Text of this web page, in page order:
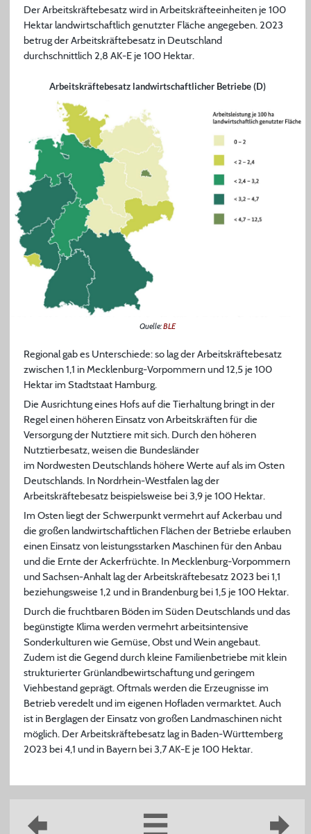
Der Arbeitskräftebesatz wird in Arbeitskräfteeinheiten je 100
Hektar landwirtschaftlich genutzter Fläche angegeben. 2023
betrug der Arbeitskräftebesatz in Deutschland
durchschnittlich 2,8 AK-E je 100 Hektar.
Arbeitskräftebesatz landwirtschaftlicher Betriebe (D)
Quelle:BLE
Regional gab es Unterschiede: so lag der Arbeitskräftebesatz
zwischen 1,1 in Mecklenburg-Vorpommern und 12,5 je 100
Hektar im Stadtstaat Hamburg.
Die Ausrichtung eines Hofs auf die Tierhaltung bringt in der
Regel einen höheren Einsatz von Arbeitskräften für die
Versorgung der Nutztiere mit sich. Durch den höheren
Nutztierbesatz, weisen die Bundesländer
im Nordwesten Deutschlands höhere Werte auf als im Osten
Deutschlands. In Nordrhein-Westfalen lag der
Arbeitskräftebesatz beispielsweise bei 3,9 je 100 Hektar.
Im Ostenliegt der Schwerpunkt vermehrt auf Ackerbau und
die großen landwirtschaftlichen Flächen der Betriebe erlauben
einen Einsatz von leistungsstarken Maschinen für den Anbau
und die Ernte der Ackerfrüchte. In Mecklenburg-Vorpommern
und Sachsen-Anhalt lag der Arbeitskräftebesatz 2023 bei 1,1
beziehungsweise 1,2 und in Brandenburg bei 1,5 je 100 Hektar.
Durch die fruchtbaren Böden im Süden Deutschlands und das
begünstigte Klima werden vermehrt arbeitsintensive
Sonderkulturen wie Gemüse, Obst und Wein angebaut.
Zudem ist die Gegend durch kleine Familienbetriebe mit klein
strukturierter Grünlandbewirtschaftung und geringem
Viehbestand geprägt. Oftmals werden die Erzeugnisse im
Betrieb veredelt und im eigenen Hofladen vermarktet. Auch
ist in Berglagen der Einsatz von großen Landmaschinen nicht
möglich. Der Arbeitskräftebesatz lag in Baden-Württemberg
2023 bei 4,1 und in Bayern bei 3,7 AK-E je 100 Hektar.